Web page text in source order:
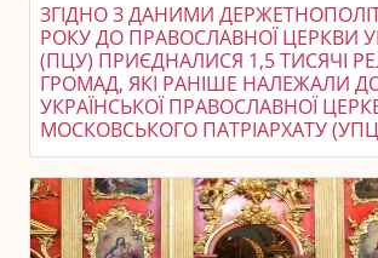
ЗГІДНО З ДАНИМИ
РОКУ ДО ПРАВОСЛАВНОЇ ЦЕРКВИ
(ПЦУ) ПРИЄДНАЛИСЯ 1,5 ТИСЯЧІ
ГРОМАД, ЯКІ РАНІШЕ НАЛЕЖАЛИ
УКРАЇНСЬКОЇ ПРАВОСЛАВНОЇ
МОСКОВСЬКОГО ПАТРІАРХАТУ